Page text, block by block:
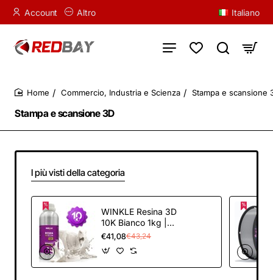
Account Altro Italiano
Stampa e scansione 3D
Commercio, Industria e Scienza Stampa e scansione
I più visti della categoria
WINKLE Resina 3D
10K Bianco 1kg |
Stampante 3D
Resina | Resina
lavabile in acqua |
Stampanti DLP e
€41,08€43,24